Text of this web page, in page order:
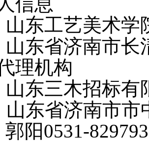
山东工艺美术学
山东省济南市长
理机构
山东三木招标有
山东省济南市市
阳0531-